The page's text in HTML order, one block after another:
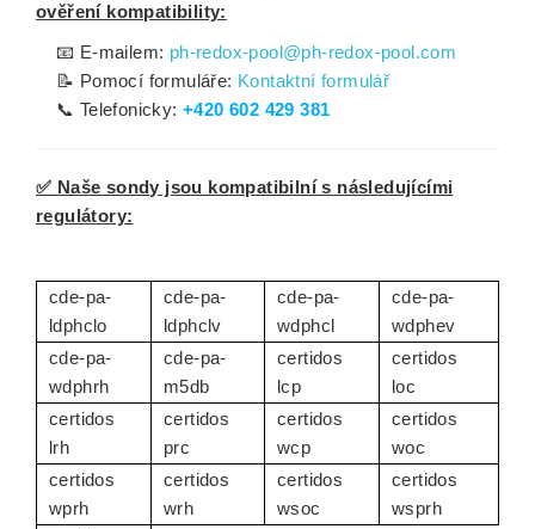
ověření kompatibility:
📧 E-mailem: ph-redox-pool@ph-redox-pool.com
📝 Pomocí formuláře: Kontaktní formulář
📞 Telefonicky: +420 602 429 381
✅ Naše sondy jsou kompatibilní s následujícími
regulátory:
cde-pa-
ldphclo
cde-pa-
ldphclv
cde-pa-
wdphcl
cde-pa-
wdphev
cde-pa-
wdphrh
cde-pa-
m5db
certidos
lcp
certidos
loc
certidos
lrh
certidos
prc
certidos
wcp
certidos
woc
certidos
wprh
certidos
wrh
certidos
wsoc
certidos
wsprh